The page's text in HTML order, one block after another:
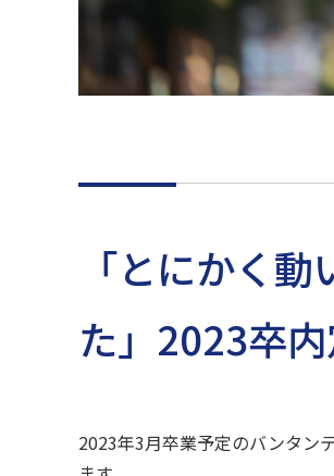
「とにかく
た」2023卒
2023年3月卒業予定のバンタン